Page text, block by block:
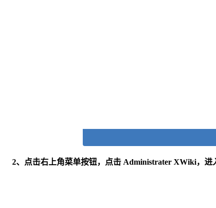
2、点击右上角菜单按钮，点击 Administrater XWiki，进